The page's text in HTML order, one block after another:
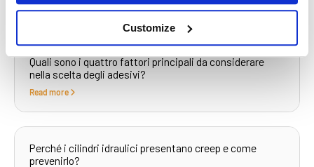
Customize
Read more
Quali sono i quattro fattori principali da considerare
nella scelta degli adesivi?
Read more
Perché i cilindri idraulici presentano creep e come
prevenirlo?